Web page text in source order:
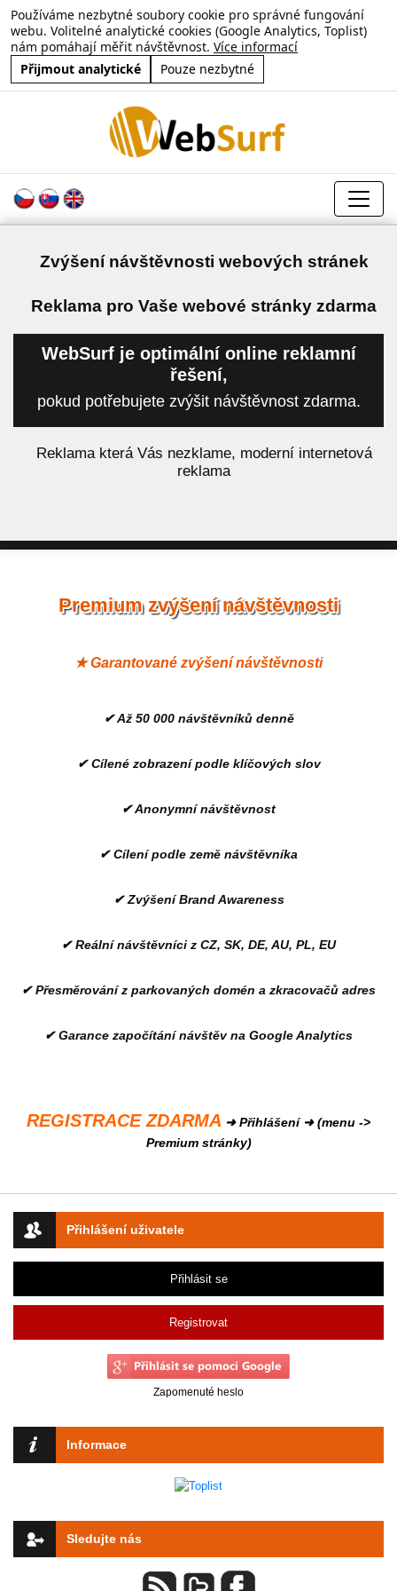
Používáme nezbytné soubory cookie pro správné fungování
webu. Volitelné analytické cookies (Google Analytics, Toplist)
nám pomáhají měřit návštěvnost. Více informací
Přijmout analytické
Pouze nezbytné
Zvýšení návštěvnosti webových stránek
Reklama pro Vaše webové stránky zdarma
WebSurf je optimální online reklamní
řešení,
pokud potřebujete zvýšit návštěvnost zdarma.
Reklama která Vás nezklame, moderní internetová
reklama
Přihlášení uživatele
Přihlásit se
Registrovat
Zapomenuté heslo
Informace
Sledujte nás
Premium zvýšení návštěvnosti
★ Garantované zvýšení návštěvnosti
✔ Až 50 000 návštěvníků denně
✔ Cílené zobrazení podle klíčových slov
✔ Anonymní návštěvnost
✔ Cílení podle země návštěvníka
✔ Zvýšení Brand Awareness
✔ Reální návštěvníci z CZ, SK, DE, AU, PL, EU
✔ Přesměrování z parkovaných domén a zkracovačů adres
✔ Garance započítání návštěv na Google Analytics
REGISTRACE ZDARMA ➜ Přihlášení ➜ (menu ->
Premium stránky)